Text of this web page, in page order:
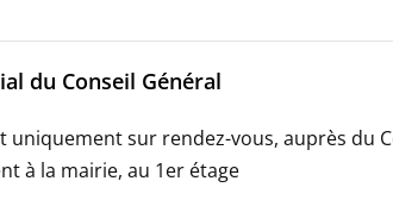
du Conseil Général
uniquement sur rendez-vous, auprès du
à la mairie, au 1er étage